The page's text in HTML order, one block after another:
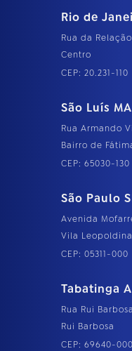
Rio de
Rua da
Centro
CEP: 20.231-110
São Luís MA
Rua Armando
Bairro de
CEP: 65030-130
São Paulo
Avenida
Vila Leopoldina
CEP: 05311-000
Tabatinga
Rua Rui
Rui Barbosa
CEP: 69640-000